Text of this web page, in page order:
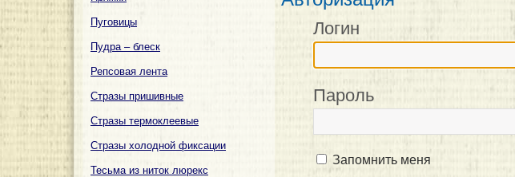
Пуговицы
Пудра – блеск
Репсовая лента
Стразы пришивные
Стразы термоклеевые
Стразы холодной фиксации
Тесьма из ниток люрекс
Логин
Пароль
Запомнить меня